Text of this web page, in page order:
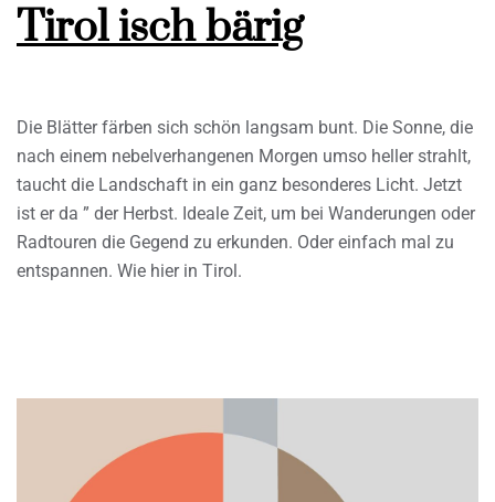
Tirol isch bärig
Die Blätter färben sich schön langsam bunt. Die Sonne, die
nach einem nebelverhangenen Morgen umso heller strahlt,
taucht die Landschaft in ein ganz besonderes Licht. Jetzt
ist er da ” der Herbst. Ideale Zeit, um bei Wanderungen oder
Radtouren die Gegend zu erkunden. Oder einfach mal zu
entspannen. Wie hier in Tirol.